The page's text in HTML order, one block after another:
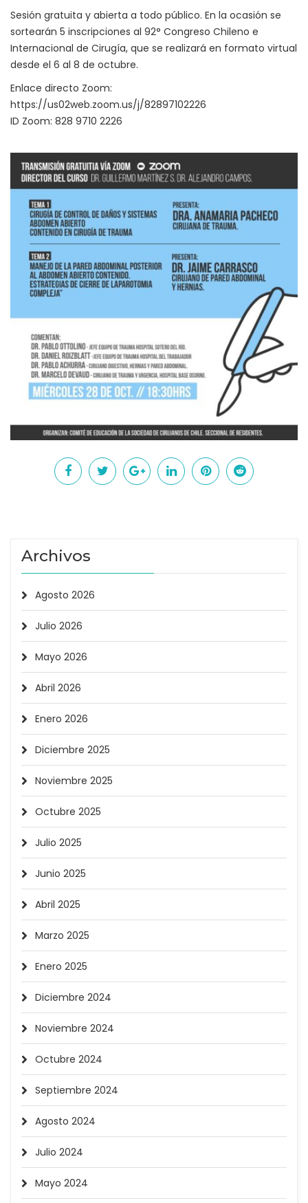
Sesión gratuita y abierta a todo público. En la ocasión se
sortearán 5 inscripciones al 92° Congreso Chileno e
Internacional de Cirugía, que se realizará en formato virtual
desde el 6 al 8 de octubre.
Enlace directo Zoom:
https://us02web.zoom.us/j/82897102226
ID Zoom: 828 9710 2226
Archivos
Agosto 2026
Julio 2026
Mayo 2026
Abril 2026
Enero 2026
Diciembre 2025
Noviembre 2025
Octubre 2025
Julio 2025
Junio 2025
Abril 2025
Marzo 2025
Enero 2025
Diciembre 2024
Noviembre 2024
Octubre 2024
Septiembre 2024
Agosto 2024
Julio 2024
Mayo 2024